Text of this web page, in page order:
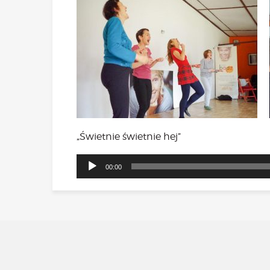
„Świetnie świetnie hej”
Odtwarzacz
dźwiękowych
00:00